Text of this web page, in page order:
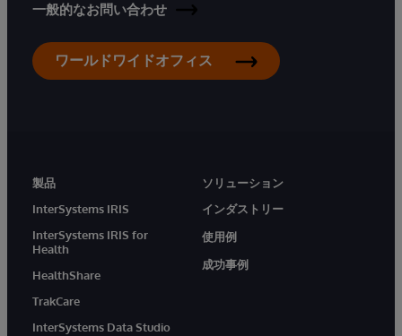
一般的なお問い合わせ
ワールドワイドオフィス
製品
InterSystems IRIS
InterSystems IRIS for
Health
HealthShare
TrakCare
InterSystems Data Studio
ソリューション
インダストリー
使用例
成功事例